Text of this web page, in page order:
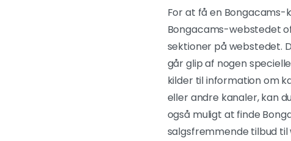
For at få en
Bongacams-webstedet
sektioner på webstedet.
går glip af nogen
kilder til information om
eller andre kanaler, kan
også muligt at finde
salgsfremmende tilbud